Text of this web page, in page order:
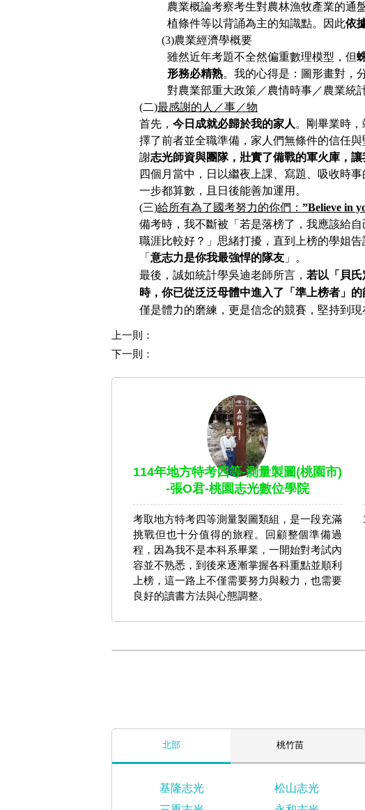
農業概論考察考生對農林漁牧產業的通
植條件等以背誦為主的知識點。因此依
(3)農業經濟學概要
雖然近年考題不全然偏重數理模型，但
形務必精熟。我的心得是：圖形畫對，
對農業部重大政策／農情時事／農業統
(二)最感謝的人／事／物
首先， 今日成就必歸於我的家人 。剛畢業時
擇了前者並全職準備，家人們無條件的信任
謝志光師資與團隊，壯實了備戰的軍火庫，讓
四個月當中，日以繼夜上課、寫題、吸收時
一步都算數，且日後能善加運用。
(三)給所有為了國考努力的你們： ”Believe in
備考時，我不斷被「若是落榜了，我應該給
職涯比較好？」思緒打擾，直到上榜的學姐
「 意志力是你我最強悍的隊友 」。
最後，誠如統計學吳迪老師所言， 若以「貝
時，你已從泛泛母體中進入了「準上榜者」的
僅是體力的磨練，更是信念的競賽，堅持到
上一則：
下一則：
114年地方特考四等-測量製圖(桃園市)
-張O君-桃園志光數位學院
考取地方特考四等測量製圖類組，是一段充滿
挑戰但也十分值得的旅程。回顧整個準備過
程，因為我不是本科系畢業，一開始對考試內
容並不熟悉，到後來逐漸掌握各科重點並順利
上榜，這一路上不僅需要努力與毅力，也需要
良好的讀書方法與心態調整。
北部 桃竹苗
基隆志光 松山志光